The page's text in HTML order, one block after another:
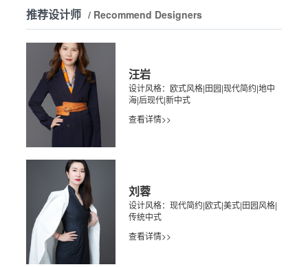
推荐设计师 / Recommend Designers
汪岩
设计风格：欧式风格|田园|现代简约|地中
海|后现代|新中式
查看详情>>
刘蓉
设计风格：现代简约|欧式|美式|田园风格|
传统中式
查看详情>>